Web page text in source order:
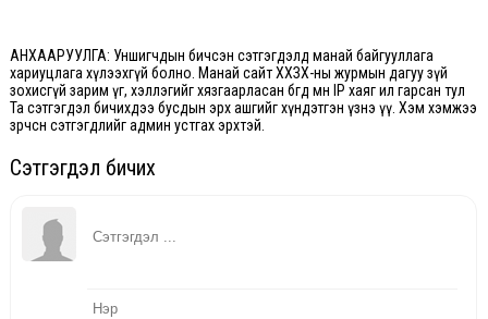
АНХААРУУЛГА: Уншигчдын бичсэн сэтгэгдэлд манай байгууллага
хариуцлага хүлээхгүй болно. Манай сайт ХХЗХ-ны журмын дагуу зүй
зохисгүй зарим үг, хэллэгийг хязгаарласан бөгөөд мөн IP хаяг ил гарсан тул
Та сэтгэгдэл бичихдээ бусдын эрх ашгийг хүндэтгэн үзнэ үү. Хэм хэмжээ
зөрчсөн сэтгэгдлийг админ устгах эрхтэй.
Сэтгэгдэл бичих